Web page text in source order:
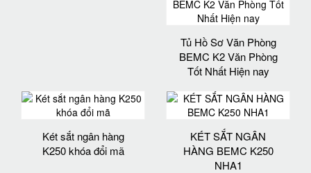
Tủ Hồ Sơ Văn Phòng
BEMC K2 Văn Phòng
Tốt Nhất Hiện nay
Két sắt ngân hàng
K250 khóa đổi mã
KÉT SẮT NGÂN
HÀNG BEMC K250
NHA1